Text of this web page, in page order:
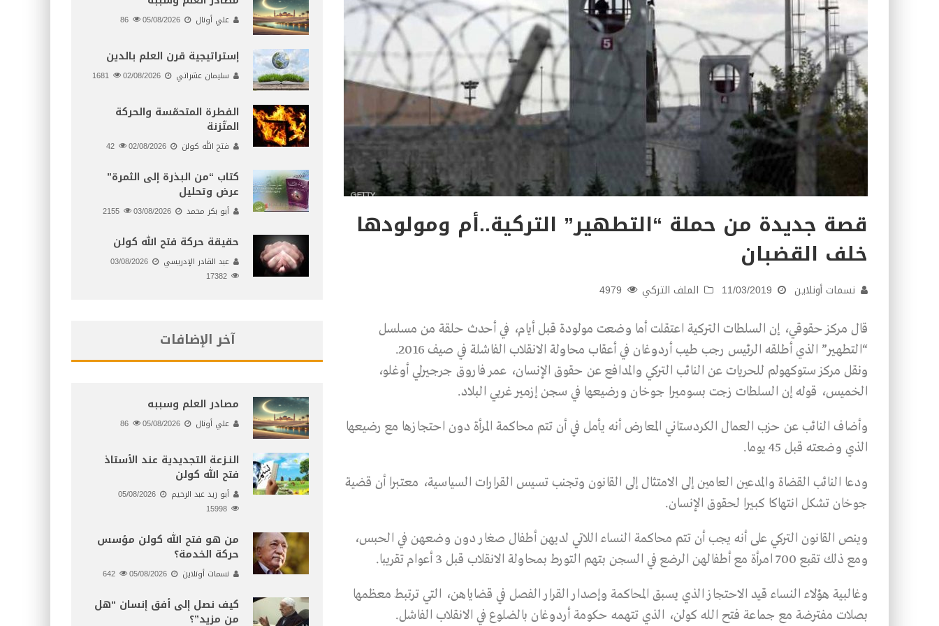
قصة جديدة من حملة “التطهير” التركية..أم ومولودها
خلف القضبان
نسمات أونلاين 11/03/2019 الملف التركي
قال مركز حقوقي، إن السلطات التركية اعتقلت أما وضعت مولودة قبل أيام، في أحدث حلقة من مسلسل
“التطهير” الذي أطلقه الرئيس رجب طيب أردوغان في أعقاب محاولة الانقلاب الفاشلة في صيف 2016.
ونقل مركز ستوكهولم للحريات عن النائب التركي والمدافع عن حقوق الإنسان، عمر فاروق جرجيرلي أوغلو،
الخميس، قوله إن السلطات زجت بسوميرا جوخان ورضيعها في سجن إزمير غربي البلاد.
وأضاف النائب عن حزب العمال الكردستاني المعارض أنه يأمل في أن تتم محاكمة المرأة دون احتجازها مع رضيعها
الذي وضعته قبل 45 يوما.
ودعا النائب القضاة والمدعين العامين إلى الامتثال إلى القانون وتجنب تسيس القرارات السياسية، معتبرا أن قضية
جوخان تشكل انتهاكا كبيرا لحقوق الإنسان.
وينص القانون التركي على أنه يجب أن تتم محاكمة النساء اللاتي لديهن أطفال صغار دون وضعهن في الحبس،
ومع ذلك تقبع 700 امرأة مع أطفالهن الرضع في السجن بتهم التورط بمحاولة الانقلاب قبل 3 أعوام تقريبا.
وغالبية هؤلاء النساء قيد الاحتجاز الذي يسبق المحاكمة وإصدار القرار الفصل في قضاياهن، التي ترتبط معظمها
بصلات مفترضة مع جماعة فتح الله كولن، الذي تتهمه حكومة أردوغان بالضلوع في الانقلاب الفاشل.
علي أونال 05/08/2026
إستراتيجية قرن العلم بالدين
سليمان عشراتي 02/08/2026
الفطرة المتحمّسة والحركة
المتّزنة
فتح الله كولن 02/08/2026
كتاب “من البذرة إلى الثمرة”
عرض وتحليل
أبو بكر محمد 03/08/2026
حقيقة حركة فتح الله كولن
عبد القادر الإدريسي
03/08/2026
آخر الإضافات
مصادر العلم وسببه
علي أونال 05/08/2026
النـزعة التجديدية عند الأستاذ
فتح الله كولن
أبو زيد عبد الرحيم
05/08/2026
من هو فتح الله كولن مؤسس
حركة الخدمة؟
نسمات أونلاين 05/08/2026
كيف نصل إلى أفق إنسان “هل
من مزيد”؟